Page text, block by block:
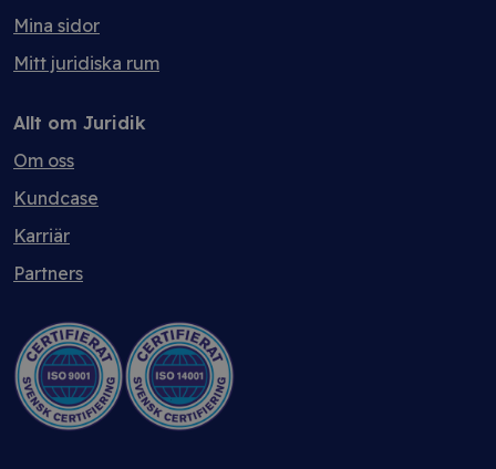
Mina sidor
Mitt juridiska rum
Allt om Juridik
Om oss
Kundcase
Karriär
Partners